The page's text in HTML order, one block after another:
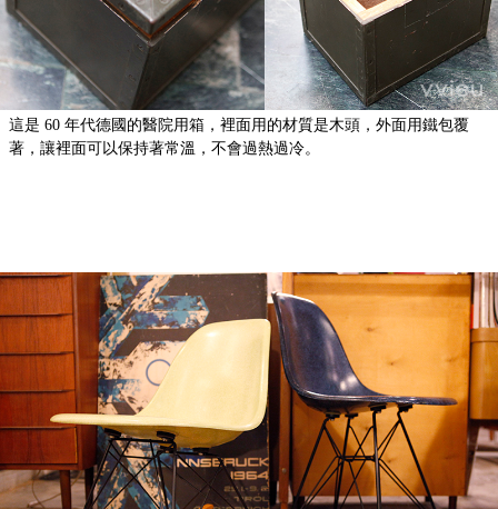
這是 60 年代德國的醫院用箱，裡面用的材質是木頭，外面用鐵包覆
著，讓裡面可以保持著常溫，不會過熱過冷。